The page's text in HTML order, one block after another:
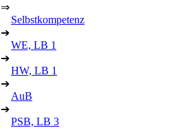
⇒
Selbstkompetenz
➔
WE, LB 1
➔
HW, LB 1
➔
AuB
➔
PSB, LB 3